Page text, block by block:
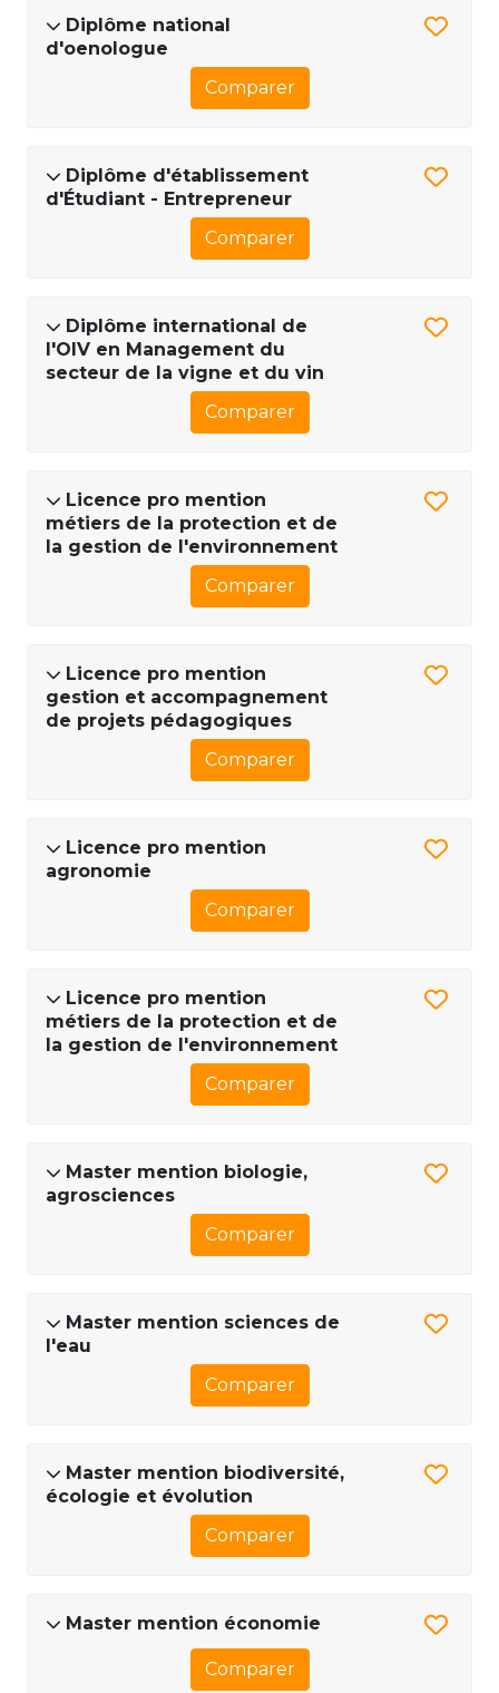
Diplôme national
d'oenologue
Comparer
Diplôme d'établissement
d'Étudiant - Entrepreneur
Comparer
Diplôme international de
l'OIV en Management du
secteur de la vigne et du vin
Comparer
Licence pro mention
métiers de la protection et de
la gestion de l'environnement
Comparer
Licence pro mention
gestion et accompagnement
de projets pédagogiques
Comparer
Licence pro mention
agronomie
Comparer
Licence pro mention
métiers de la protection et de
la gestion de l'environnement
Comparer
Master mention biologie,
agrosciences
Comparer
Master mention sciences de
l'eau
Comparer
Master mention biodiversité,
écologie et évolution
Comparer
Master mention économie
Comparer